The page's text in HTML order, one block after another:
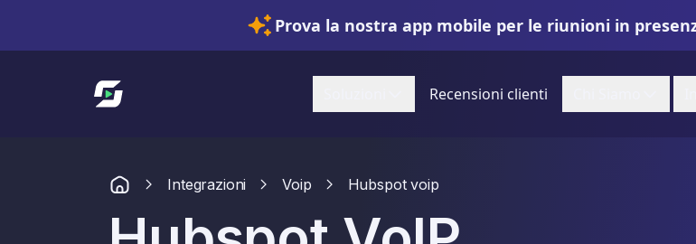
Prova la nostra app mobile per le riunioni in
Link alla homepage
Recensioni clienti
Integrazioni Voip Hubspot voip